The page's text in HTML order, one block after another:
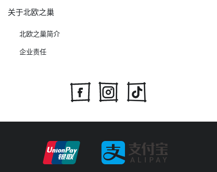
关于北欧之巢
北欧之巢简介
企业责任